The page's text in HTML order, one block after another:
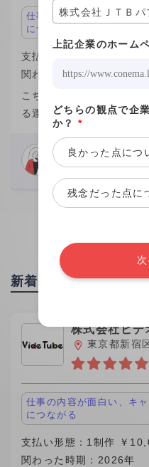
仕事の内容が面白い、キ
につながる
支払い形態：月単価 ￥
関わった時期：2023年
こちらの企業が他社から
る運用保守案件の業務を
した。 こちらの企業の社
らなるチームの一員とい
さん親切でした。 こちら
個人的な繋がりがあり、
Webデザイ
女性
新着投稿
株式会社ビデ
東京都新宿
仕事の内容が面白い、キ
につながる
支払い形態：1制作 ￥
関わった時期：2026年
株式会社ＪＴＢパ
上記企業のホーム
どちらの観点で企
か？
*
良かった点につ
残念だった点に